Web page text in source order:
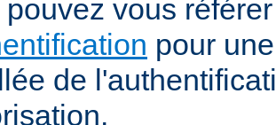
pouvez vous
pour
de